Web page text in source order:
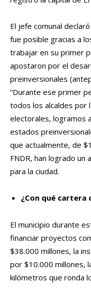
El jefe comunal
fue posible gracias a
trabajar en su primer
apostaron por el
preinversionales
“Durante ese primer
todos los alcaldes por
electorales, logramos
estados
que actualmente, de
FNDR, han logrado un
para la ciudad.
¿Con qué cartera
El municipio durante
financiar proyectos
$38.000 millones, la
por $10.000 millones,
kilómetros que ronda